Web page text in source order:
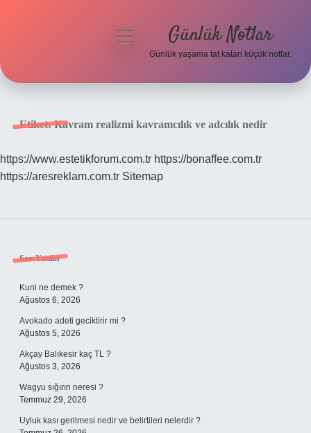
Hakkımızda
menüyü
Günlük Notlar
Günlük yaşama tat katan küçük notlar.
Etiket:Kavram realizmi kavramcılık ve adcılık nedir
https://www.estetikforum.com.tr https://bonaffee.com.tr
https://aresreklam.com.tr Sitemap
Sidebar
Son Yazılar
Kuni ne demek ?
Ağustos 6, 2026
Avokado adeti geciktirir mi ?
Ağustos 5, 2026
Akçay Balıkesir kaç TL ?
Ağustos 3, 2026
Wagyu sığırın neresi ?
Temmuz 29, 2026
Uyluk kası gerilmesi nedir ve belirtileri nelerdir ?